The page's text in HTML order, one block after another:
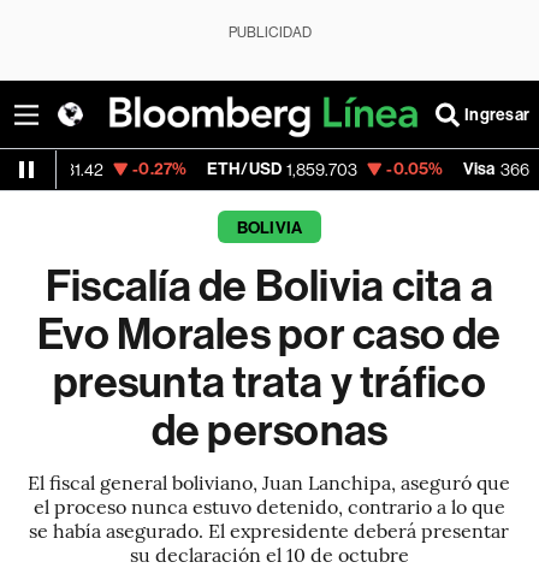
PUBLICIDAD
Ingresar
-0.27% ETH/USD 1,859.703 -0.05% Visa 366.13 -0.04%
BOLIVIA
Fiscalía de Bolivia cita a
Evo Morales por caso de
presunta trata y tráfico
de personas
El fiscal general boliviano, Juan Lanchipa, aseguró que
el proceso nunca estuvo detenido, contrario a lo que
se había asegurado. El expresidente deberá presentar
su declaración el 10 de octubre